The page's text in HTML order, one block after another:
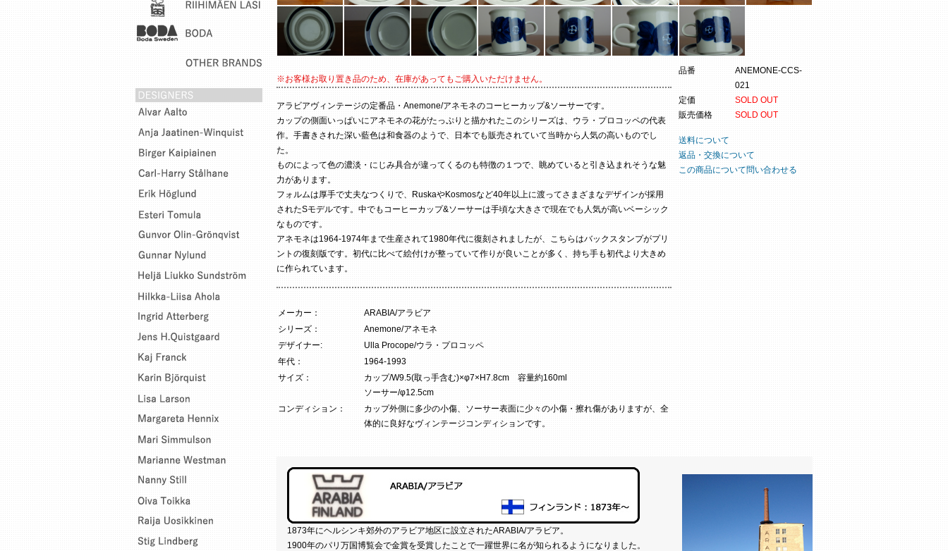
品番
ANEMONE-CCS-
021
定価
SOLD OUT
販売価格
SOLD OUT
送料について
返品・交換について
この商品について問い合わせる
※お客様お取り置き品のため、在庫があってもご購入いただけません。
アラビアヴィンテージの定番品・Anemone/アネモネのコーヒーカップ&ソーサーです。
カップの側面いっぱいにアネモネの花がたっぷりと描かれたこのシリーズは、ウラ・プロコッペの代表
作。手書きされた深い藍色は和食器のようで、日本でも販売されていて当時から人気の高いものでし
た。
ものによって色の濃淡・にじみ具合が違ってくるのも特徴の１つで、眺めていると引き込まれそうな魅
力があります。
フォルムは厚手で丈夫なつくりで、RuskaやKosmosなど40年以上に渡ってさまざまなデザインが採用
されたSモデルです。中でもコーヒーカップ&ソーサーは手頃な大きさで現在でも人気が高いベーシック
なものです。
アネモネは1964-1974年まで生産されて1980年代に復刻されましたが、こちらはバックスタンプがプリ
ントの復刻版です。初代に比べて絵付けが整っていて作りが良いことが多く、持ち手も初代より大きめ
に作られています。
メーカー：
ARABIA/アラビア
シリーズ：
Anemone/アネモネ
デザイナー:
Ulla Procope/ウラ・プロコッペ
年代：
1964-1993
サイズ：
カップ/W9.5(取っ手含む)×φ7×H7.8cm 容量約160ml
ソーサー/φ12.5cm
コンディション：
カップ外側に多少の小傷、ソーサー表面に少々の小傷・擦れ傷がありますが、全
体的に良好なヴィンテージコンディションです。
1873年にヘルシンキ郊外のアラビア地区に設立されたARABIA/アラビア。
1900年のパリ万国博覧会で金賞を受賞したことで一躍世界に名が知られるようになりました。